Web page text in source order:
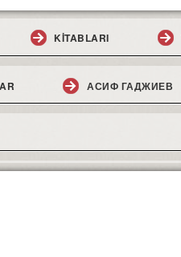
KİTABLARI
АСИФ ГАДЖИЕВ